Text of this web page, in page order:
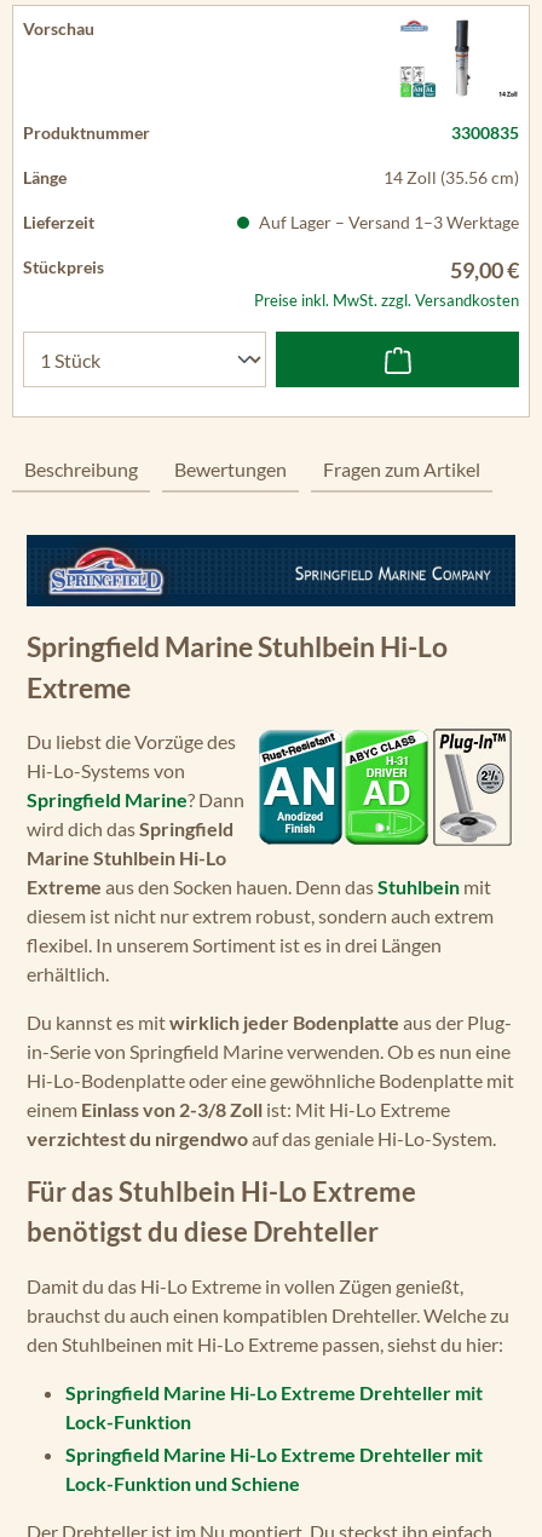
3300835
14 Zoll (35.56 cm)
Auf Lager – Versand 1–3 Werktage
59,00 €
Preise inkl. MwSt. zzgl. Versandkosten
Beschreibung Bewertungen Fragen zum Artikel
Springfield Marine Stuhlbein Hi-Lo
Extreme
Du liebst die Vorzüge des
Hi-Lo-Systems von
Springfield Marine? Dann
wird dich dasSpringfield
Marine Stuhlbein Hi-Lo
Extreme aus den Socken hauen. Denn dasStuhlbein mit
diesem ist nicht nur extrem robust, sondern auch extrem
flexibel. In unserem Sortiment ist es in drei Längen
erhältlich.
Du kannst es mitwirklich jeder Bodenplatte aus der Plug-
in-Serie von Springfield Marine verwenden. Ob es nun eine
Hi-Lo-Bodenplatte oder eine gewöhnliche Bodenplatte mit
einem Einlass von 2-3/8 Zoll ist: Mit Hi-Lo Extreme
verzichtest du nirgendwoauf das geniale Hi-Lo-System.
Für das Stuhlbein Hi-Lo Extreme
benötigst du diese Drehteller
Damit du das Hi-Lo Extreme in vollen Zügen genießt,
brauchst du auch einen kompatiblen Drehteller. Welche zu
den Stuhlbeinen mit Hi-Lo Extreme passen, siehst du hier:
Springfield Marine Hi-Lo Extreme Drehteller mit
Lock-Funktion
Springfield Marine Hi-Lo Extreme Drehteller mit
Lock-Funktion und Schiene
Der Drehteller ist im Nu montiert. Du steckst ihn einfach